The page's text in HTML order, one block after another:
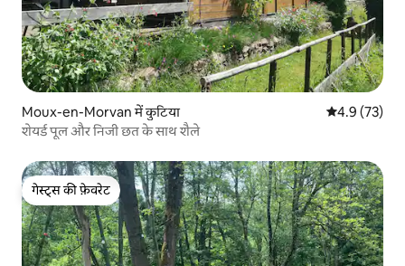
Moux-en-Morvan में कुटिया औसत रेटिंग 5
4.9 (73)
शेयर्ड पूल और निजी छत के साथ शैले
गेस्ट्स की फ़ेवरेट
गेस्ट्स की फ़ेवरेट